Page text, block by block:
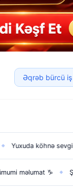
Əqrəb bürcü iş
köhnə sevgilini
♑ ◆ Şir bürcü